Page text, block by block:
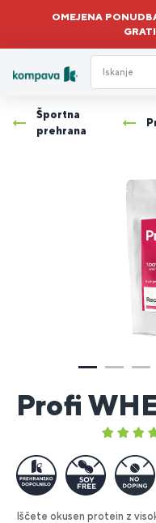
OMEJENA
Športna
prehrana
Profi
Iščete okusen protein z